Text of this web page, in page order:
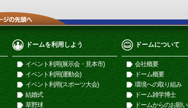
ドームを利用しよう
イベント利用(展示会・見本市)
イベント利用(運動会)
イベント利用(スポーツ大会)
結婚式
草野球
ドームについて
会社概要
ドーム概要
環境への取り組み
ドーム雑学博士
ドームからのお願い